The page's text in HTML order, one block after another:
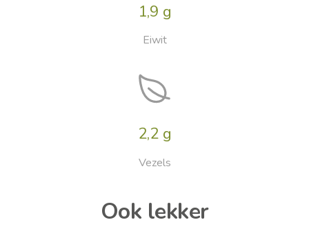
1,9 g
Eiwit
2,2 g
Vezels
Ook lekker